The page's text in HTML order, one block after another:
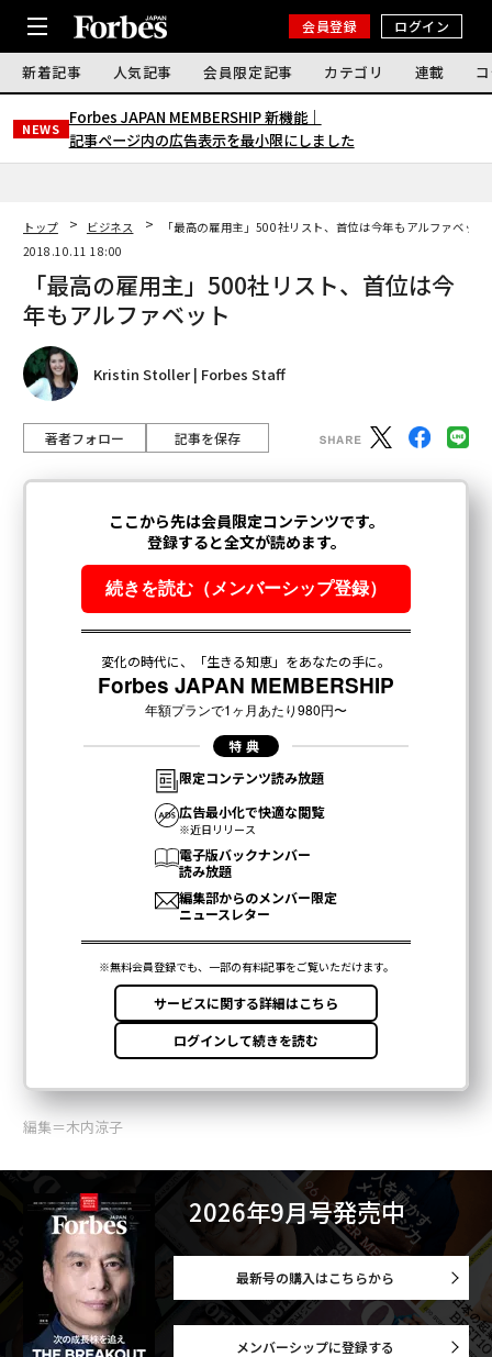
会員登録 ログイン
新着記事 人気記事 会員限定記事 カテゴリ 連載
NEWS
Forbes JAPAN MEMBERSHIP 新機能｜
記事ページ内の広告表示を最小限にしました
トップ ビジネス
「最高の雇用主」500社リスト、首位は今年もアルファベット
2018.10.11 18:00
「最高の雇用主」500社リスト、首位は今
年もアルファベット
Kristin Stoller | Forbes Staff
著者フォロー 記事を保存
編集＝木内涼子
2026年9月号発売中
最新号の購入はこちらから
メンバーシップに登録する